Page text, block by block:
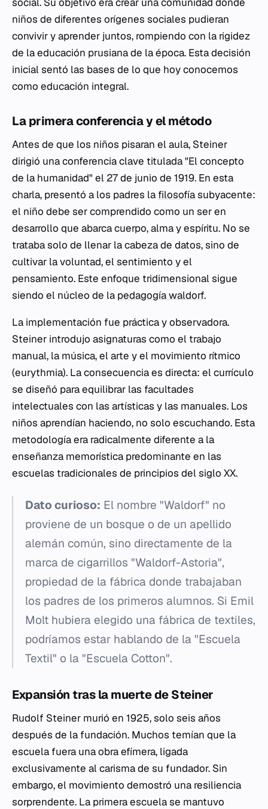
niños de diferentes orígenes sociales pudieran
convivir y aprender juntos, rompiendo con la rigidez
de la educación prusiana de la época. Esta decisión
inicial sentó las bases de lo que hoy conocemos
como educación integral.
La primera conferencia y el método
Antes de que los niños pisaran el aula, Steiner
dirigió una conferencia clave titulada "El concepto
de la humanidad" el 27 de junio de 1919. En esta
charla, presentó a los padres la filosofíasubyacente:
el niño debe ser comprendido como un ser en
desarrollo que abarca cuerpo, alma y espíritu. No se
trataba solo de llenar la cabeza de datos, sino de
cultivar la voluntad, el sentimiento y el
pensamiento. Este enfoque tridimensional sigue
siendo el núcleo de la pedagogía waldorf.
La implementación fue práctica y observadora.
Steiner introdujo asignaturas como el trabajo
manual, la música, el arte y el movimiento rítmico
(eurythmia). La consecuencia es directa: el currículo
se diseñó para equilibrar las facultades
intelectuales con las artísticas y las manuales. Los
niños aprendían haciendo, no solo escuchando. Esta
metodología era radicalmente diferente a la
enseñanza memorística predominante en las
escuelas tradicionales de principios del siglo XX.
Dato curioso: El nombre "Waldorf" no
proviene de un bosque o de un apellido
alemán común, sino directamente de la
marca de cigarrillos "Waldorf-Astoria",
propiedad de la fábrica donde trabajaban
los padres de los primeros alumnos. Si Emil
Molt hubiera elegido una fábrica de textiles,
podríamos estar hablando de la "Escuela
Textil" o la "Escuela Cotton".
Expansión tras la muerte de Steiner
Rudolf Steiner murió en 1925, solo seis años
después de la fundación. Muchos temían que la
escuela fuera una obra efímera, ligada
exclusivamente al carisma de su fundador. Sin
embargo, el movimiento demostró una resiliencia
sorprendente. La primera escuela se mantuvo